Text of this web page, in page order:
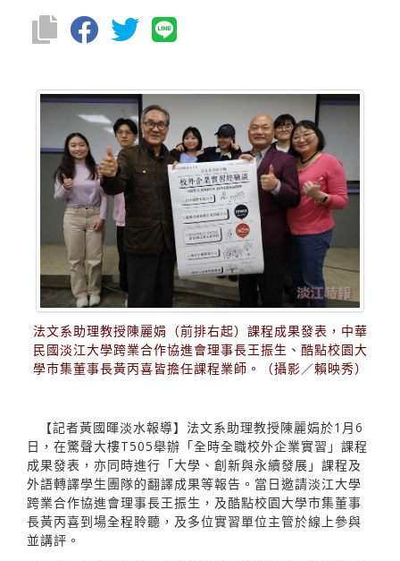
法文系助理教授陳麗娟（前排右起）課程成果發表，中華
民國淡江大學跨業合作協進會理事長王振生、酷點校園大
學巿集董事長黃丙喜皆擔任課程業師。（攝影／賴映秀）
【記者黃國暉淡水報導】法文系助理教授陳麗娟於1月6
日，在驚聲大樓T505舉辦「全時全職校外企業實習」課程
成果發表，亦同時進行「大學、創新與永續發展」課程及
外語轉譯學生團隊的翻譯成果等報告。當日邀請淡江大學
跨業合作協進會理事長王振生，及酷點校園大學巿集董事
長黃丙喜到場全程聆聽，及多位實習單位主管於線上參與
並講評。